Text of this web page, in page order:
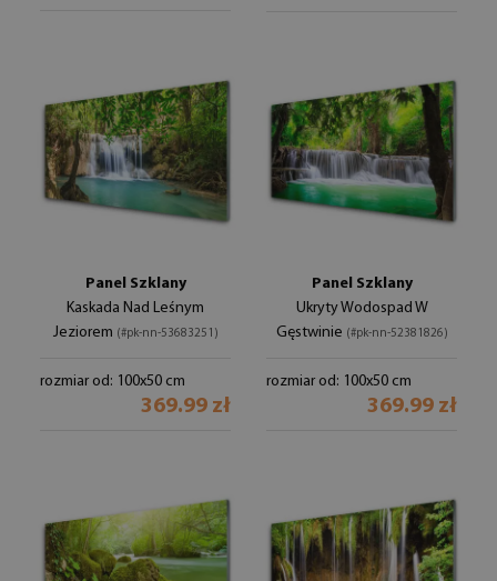
Panel Szklany
Kaskada Nad Leśnym
Jeziorem (#pk-nn-53683251)
rozmiar od: 100x50 cm
369.99 zł
Panel Szklany
Ukryty Wodospad W
Gęstwinie (#pk-nn-52381826)
rozmiar od: 100x50 cm
369.99 zł